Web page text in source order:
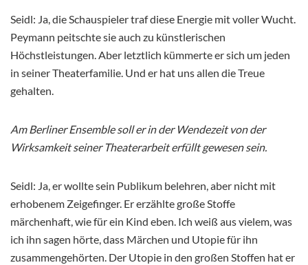
Seidl: Ja, die Schauspieler traf diese Energie mit voller Wucht.
Peymann peitschte sie auch zu künstlerischen
Höchstleistungen. Aber letztlich kümmerte er sich um jeden
in seiner Theaterfamilie. Und er hat uns allen die Treue
gehalten.
Am Berliner Ensemble soll er in der Wendezeit von der
Wirksamkeit seiner Theaterarbeit erfüllt gewesen sein.
Seidl: Ja, er wollte sein Publikum belehren, aber nicht mit
erhobenem Zeigefinger. Er erzählte große Stoffe
märchenhaft, wie für ein Kind eben. Ich weiß aus vielem, was
ich ihn sagen hörte, dass Märchen und Utopie für ihn
zusammengehörten. Der Utopie in den großen Stoffen hat er